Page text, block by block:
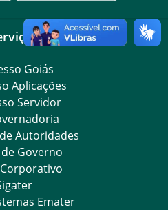
Goiás
Aplicações
Servidor
Autoridades
Governo
Emater